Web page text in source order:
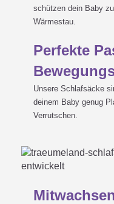
schützen dein Baby
Wärmestau.
Perfekte
Unsere Schlafsäcke
deinem Baby genug
Verrutschen.